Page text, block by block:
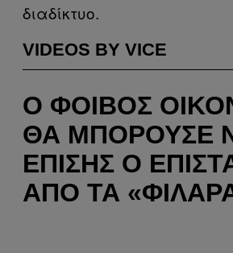
διαδίκτυο.
VIDEOS BY VICE
Ο ΦΟΊΒΟΣ
ΘΑ ΜΠΟΡΟΎΣΕ
ΕΠΊΣΗΣ Ο
ΑΠΌ ΤΑ